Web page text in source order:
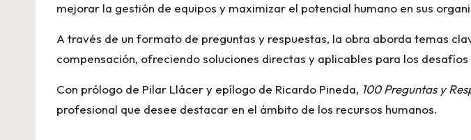
mejorar la gestión de equipos y maximizar el potencial humano en sus
A través de un formato de preguntas y respuestas, la obra aborda temas
compensación, ofreciendo soluciones directas y aplicables para los desafíos
Con prólogo de Pilar Llácer y epílogo de Ricardo Pineda, 100 Preguntas y
profesional que desee destacar en el ámbito de los recursos humanos.